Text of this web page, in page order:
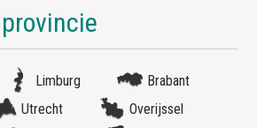
Limburg
Brabant
Utrecht
Overijssel